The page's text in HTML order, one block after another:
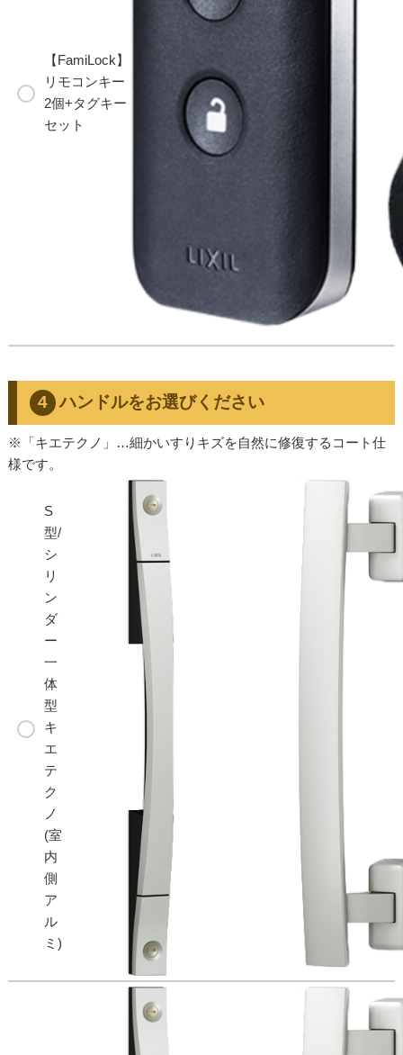
【FamiLock】
リモコンキー
2個+タグキー
セット
ハンドルをお選びください
※「キエテクノ」…細かいすりキズを自然に修復するコート仕
様です。
S
型/
シ
リ
ン
ダ
ー
一
体
型
キ
エ
テ
ク
ノ
(室
内
側
ア
ル
ミ)